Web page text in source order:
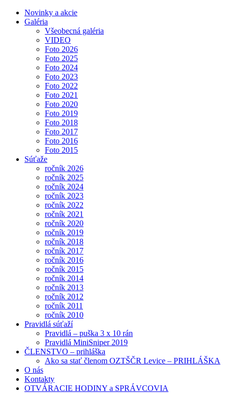
Novinky a akcie
Galéria
Všeobecná galéria
VIDEO
Foto 2026
Foto 2025
Foto 2024
Foto 2023
Foto 2022
Foto 2021
Foto 2020
Foto 2019
Foto 2018
Foto 2017
Foto 2016
Foto 2015
Súťaže
ročník 2026
ročník 2025
ročník 2024
ročník 2023
ročník 2022
ročník 2021
ročník 2020
ročník 2019
ročník 2018
ročník 2017
ročník 2016
ročník 2015
ročník 2014
ročník 2013
ročník 2012
ročník 2011
ročník 2010
Pravidlá súťaží
Pravidlá – puška 3 x 10 rán
Pravidlá MiniSniper 2019
ČLENSTVO – prihláška
Ako sa stať členom OZTŠČR Levice – PRIHLÁŠKA
O nás
Kontakty
OTVÁRACIE HODINY a SPRÁVCOVIA